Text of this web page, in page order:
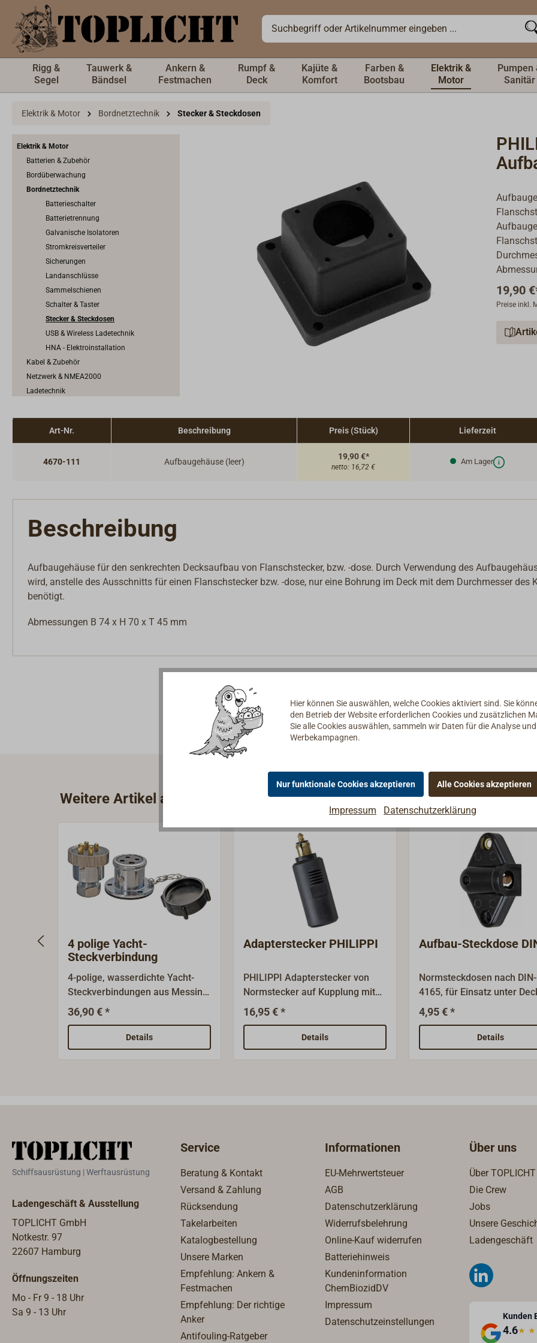
springen
Rigg &
Segel
Tauwerk &
Bändsel
Ankern &
Festmachen
Rumpf &
Deck
Kajüte &
Komfort
Farben &
Bootsbau
Elektrik &
Motor
Pumpen
Sanitär
Elektrik & Motor Bordnetztechnik Stecker & Steckdosen
Elektrik & Motor
Batterien & Zubehör
Bordüberwachung
Bordnetztechnik
Batterieschalter
Batterietrennung
Galvanische Isolatoren
Stromkreisverteiler
Sicherungen
Landanschlüsse
Sammelschienen
Schalter & Taster
Stecker & Steckdosen
USB & Wireless Ladetechnik
HNA - Elektroinstallation
Kabel & Zubehör
Netzwerk & NMEA2000
Ladetechnik
Windgeneratoren, Solarmodule &
Brennstoffzellen
Motorschaltung & Schaltkabel
19,90
Preise inkl.
Art-Nr. Beschreibung Preis (Stück) Lieferzeit
4670-111 Aufbaugehäuse (leer)
19,90 €*
netto: 16,72 €
Am Lager
Beschreibung
Aufbaugehäuse für den senkrechten Decksaufbau von Flanschstecker, bzw. -dose. Durch Verwendung des
wird, anstelle des Ausschnitts für einen Flanschstecker bzw. -dose, nur eine Bohrung im Deck mit dem Durchmesser des
benötigt.
Abmessungen B 74 x H 70 x T 45 mm
Weitere Artikel aus der Kategorie Stecker & Steckdosen
4 polige Yacht-
Steckverbindung
4-polige, wasserdichte Yacht-
Steckverbindungen aus Messing,
Oberfläche verchromt.Aufbau-
Steckdose mit schwarzem
Kunststoff-Schraubdeckel.
Stecker mit Überwurfmutter und
36,90 € *
Details
Adapterstecker PHILIPPI
PHILIPPI Adapterstecker von
Normstecker auf Kupplung mit
Innen-¥ 21 mm
(Zigarettenanzünder).
Hochwertige Qualität, "Made in
Germany", für Bordnetze in
16,95 € *
Details
Aufbau-Steckdose
Normsteckdosen nach
4165, für Einsatz unter
Steckdosen mit
Anschluss 6,3mm.
bis 8A, Kontakte aus
Gehäuse aus schwarzem
4,95 € *
Details
Schiffsausrüstung | Werftausrüstung
Ladengeschäft & Ausstellung
TOPLICHT GmbH
Notkestr. 97
22607 Hamburg
Öffnungszeiten
Mo - Fr 9 - 18 Uhr
Sa 9 - 13 Uhr
Service
Beratung & Kontakt
Versand & Zahlung
Rücksendung
Takelarbeiten
Katalogbestellung
Unsere Marken
Empfehlung: Ankern &
Festmachen
Empfehlung: Der richtige
Anker
Antifouling-Ratgeber
Informationen
EU-Mehrwertsteuer
AGB
Datenschutzerklärung
Widerrufsbelehrung
Online-Kauf widerrufen
Batteriehinweis
Kundeninformation
ChemBiozidDV
Impressum
Datenschutzeinstellungen
Über uns
Über TOPLICHT
Die Crew
Jobs
Unsere
Ladengeschäft
Kunden
4.6★ ★
Hier können Sie auswählen, welche Cookies aktiviert sind. Sie
den Betrieb der Website erforderlichen Cookies und zusätzlichen
Sie alle Cookies auswählen, sammeln wir Daten für die Analyse
Werbekampagnen.
Nur funktionale Cookies akzeptieren Alle Cookies akzeptieren
Impressum Datenschutzerklärung